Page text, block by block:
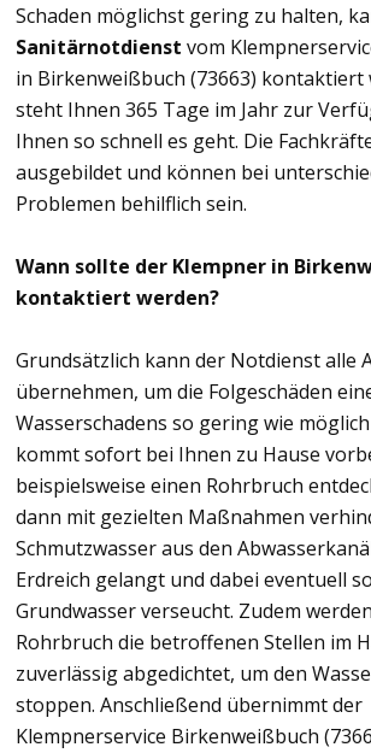
Schaden möglichst gering zu halten,
Sanitärnotdienst vom
in Birkenweißbuch (73663) kontaktiert
steht Ihnen 365 Tage im Jahr zur
Ihnen so schnell es geht. Die
ausgebildet und können bei
Problemen behilflich sein.
Wann sollte der Klempner in
kontaktiert werden?
Grundsätzlich kann der Notdienst alle
übernehmen, um die Folgeschäden
Wasserschadens so gering wie
kommt sofort bei Ihnen zu Hause
beispielsweise einen Rohrbruch
dann mit gezielten Maßnahmen
Schmutzwasser aus den
Erdreich gelangt und dabei eventuell
Grundwasser verseucht. Zudem
Rohrbruch die betroffenen Stellen im
zuverlässig abgedichtet, um den
stoppen. Anschließend übernimmt der
Klempnerservice Birkenweißbuch